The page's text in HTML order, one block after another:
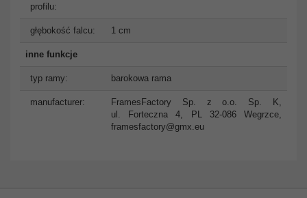
profilu:
głębokość falcu: 1 cm
inne funkcje
typ ramy: barokowa rama
manufacturer:
FramesFactory Sp. z o.o. Sp. K,
ul. Forteczna 4, PL 32-086 Wegrzce,
framesfactory@gmx.eu